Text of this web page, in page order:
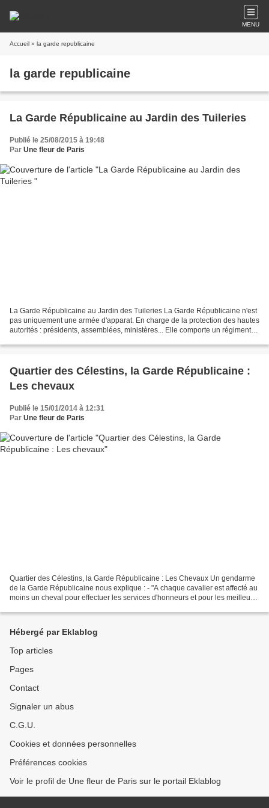
MENU
Accueil » la garde republicaine
la garde republicaine
La Garde Républicaine au Jardin des Tuileries
Publié le 25/08/2015 à 19:48
Par Une fleur de Paris
La Garde Républicaine au Jardin des Tuileries La Garde Républicaine n'est
pas uniquement une armée d'apparat. En charge de la protection des hautes
autorités : présidents, assemblées, ministères... Elle comporte un régiment
Quartier des Célestins, la Garde Républicaine :
Les chevaux
Publié le 15/01/2014 à 12:31
Par Une fleur de Paris
Quartier des Célestins, la Garde Républicaine : Les Chevaux Un gendarme
de la Garde Républicaine nous explique : - "A chaque cavalier est affecté au
moins un cheval pour effectuer les services d'honneurs et pour les meilleurs
Hébergé par Eklablog
Top articles
Pages
Contact
Signaler un abus
C.G.U.
Cookies et données personnelles
Préférences cookies
Voir le profil de Une fleur de Paris sur le portail Eklablog